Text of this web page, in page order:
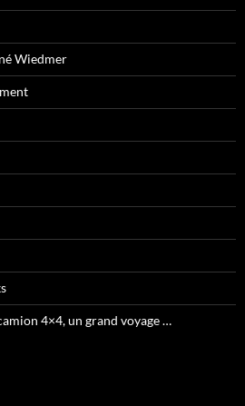
Wiedmer
4×4, un grand voyage …